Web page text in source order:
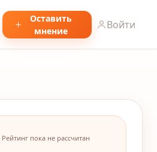
Оставить
мнение
Войти
Рейтинг пока не рассчитан